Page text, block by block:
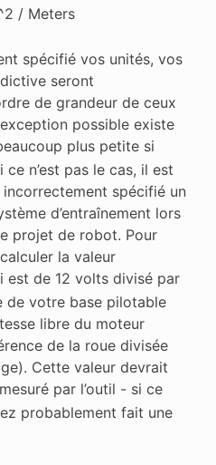
/ Meters
spécifié vos unités, vos
seront
de grandeur de ceux
possible existe
plus petite si
n’est pas le cas, il est
spécifié un
d’entraînement lors
projet de robot. Pour
la valeur
est de 12 volts divisé par
de votre base pilotable
libre du moteur
de la roue divisée
Cette valeur devrait
mesuré par l’outil - si ce
probablement fait une